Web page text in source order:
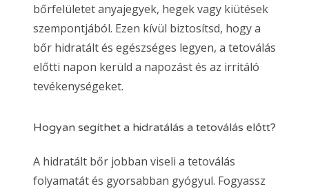
bőrfelületet anyajegyek, hegek vagy kiütések
szempontjából. Ezen kívül biztosítsd, hogy a
bőr hidratált és egészséges legyen, a tetoválás
előtti napon kerüld a napozást és az irritáló
tevékenységeket.
Hogyan segíthet a hidratálás a tetoválás előtt?
A hidratált bőr jobban viseli a tetoválás
folyamatát és gyorsabban gyógyul. Fogyassz